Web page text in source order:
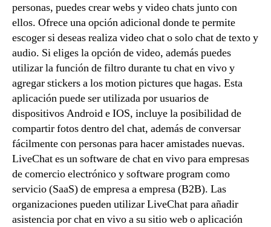
personas, puedes crear webs y video chats junto con
ellos. Ofrece una opción adicional donde te permite
escoger si deseas realiza video chat o solo chat de texto y
audio. Si eliges la opción de video, además puedes
utilizar la función de filtro durante tu chat en vivo y
agregar stickers a los motion pictures que hagas. Esta
aplicación puede ser utilizada por usuarios de
dispositivos Android e IOS, incluye la posibilidad de
compartir fotos dentro del chat, además de conversar
fácilmente con personas para hacer amistades nuevas.
LiveChat es un software de chat en vivo para empresas
de comercio electrónico y software program como
servicio (SaaS) de empresa a empresa (B2B). Las
organizaciones pueden utilizar LiveChat para añadir
asistencia por chat en vivo a su sitio web o aplicación